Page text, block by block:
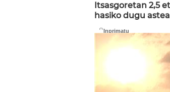
Itsasgoretan 2,5
hasiko dugu